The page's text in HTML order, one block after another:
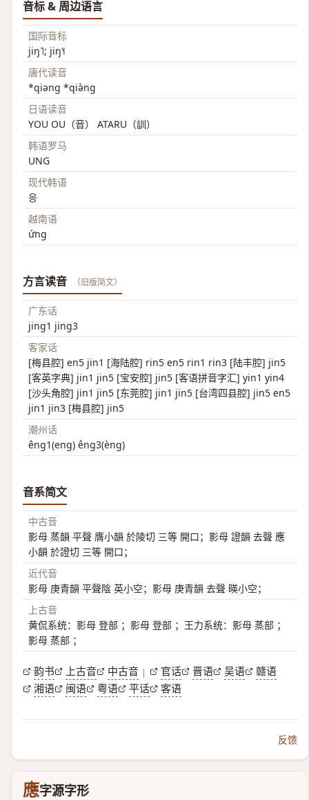
音标 & 周边语言
国际音标
jiŋ˥; jiŋ˥˧
唐代读音
*qiəng *qiə̀ng
日语读音
YOU OU（音） ATARU（訓）
韩语罗马
UNG
现代韩语
응
越南语
ứng
方言读音 （旧版简文）
广东话
jing1 jing3
客家话
[梅县腔] en5 jin1 [海陆腔] rin5 en5 rin1 rin3 [陆丰腔] jin5
[客英字典] jin1 jin5 [宝安腔] jin5 [客语拼音字汇] yin1 yin4
[沙头角腔] jin1 jin5 [东莞腔] jin1 jin5 [台湾四县腔] jin5 en5
jin1 jin3 [梅县腔] jin5
潮州话
êng1(eng) êng3(èng)
音系简文
中古音
影母 蒸韻 平聲 膺小韻 於陵切 三等 開口；影母 證韻 去聲 應
小韻 於證切 三等 開口；
近代音
影母 庚青韻 平聲陰 英小空；影母 庚青韻 去聲 暎小空；
上古音
黄侃系统：影母 登部 ；影母 登部 ；王力系统：影母 蒸部 ；
影母 蒸部 ；
韵书 上古音 中古音 | 官话 晋语 吴语
赣语
湘语
闽语 粤语 平话 客语
反馈
應字源字形